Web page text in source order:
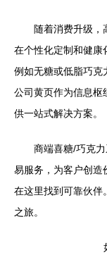
随着消费升级，
在个性化定制和健康
例如无糖或低脂巧克
公司黄页作为信息枢
供一站式解决方案。
商端喜糖/巧克
易服务，为客户创造
在这里找到可靠伙伴
之旅。